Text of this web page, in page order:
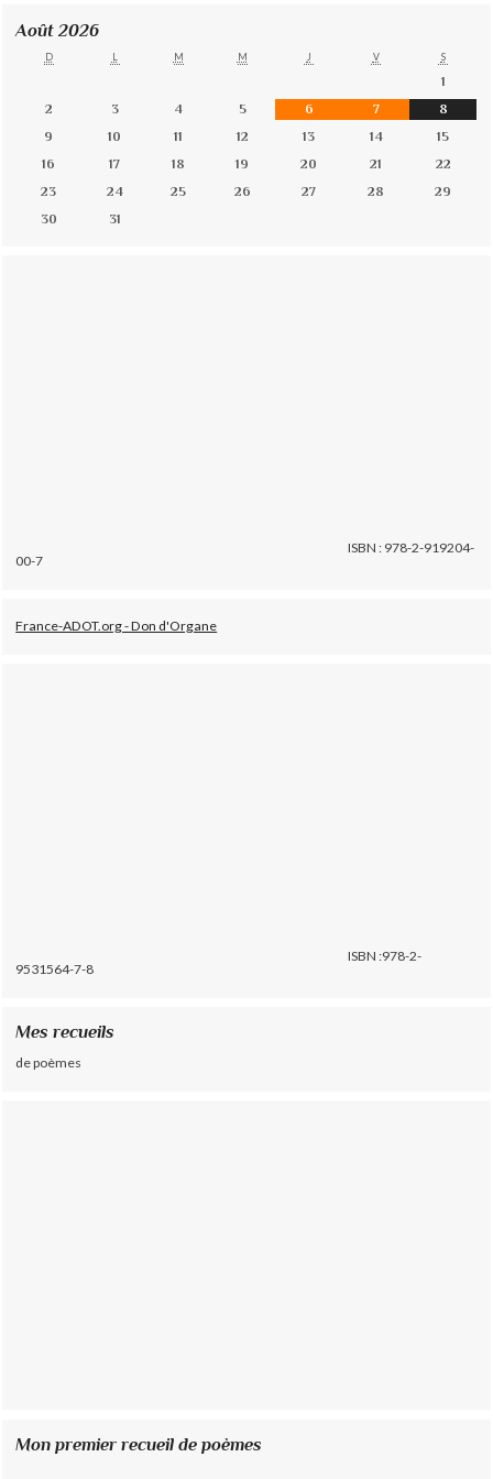
Août 2026
D L M M J V S
1
2
3 4 5 6 7
8
9
10 11 12 13 14
15
16
17 18 19 20 21
22
23
24 25 26 27 28
29
30
31
ISBN : 978-2-919204-
00-7
France-ADOT.org - Don d'Organe
ISBN :978-2-
9531564-7-8
Mes recueils
de poèmes
Mon premier recueil de poèmes